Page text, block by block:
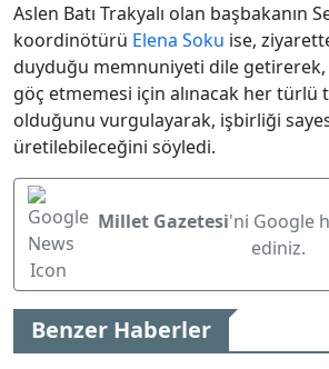
Aslen Batı Trakyalı olan başbakanın
koordinötürü Elena Soku ise,
duyduğu memnuniyeti dile
göç etmemesi için alınacak her türlü
olduğunu vurgulayarak, işbirliği
üretilebileceğini söyledi.
Millet Gazetesi'ni Google
ediniz.
Benzer Haberler